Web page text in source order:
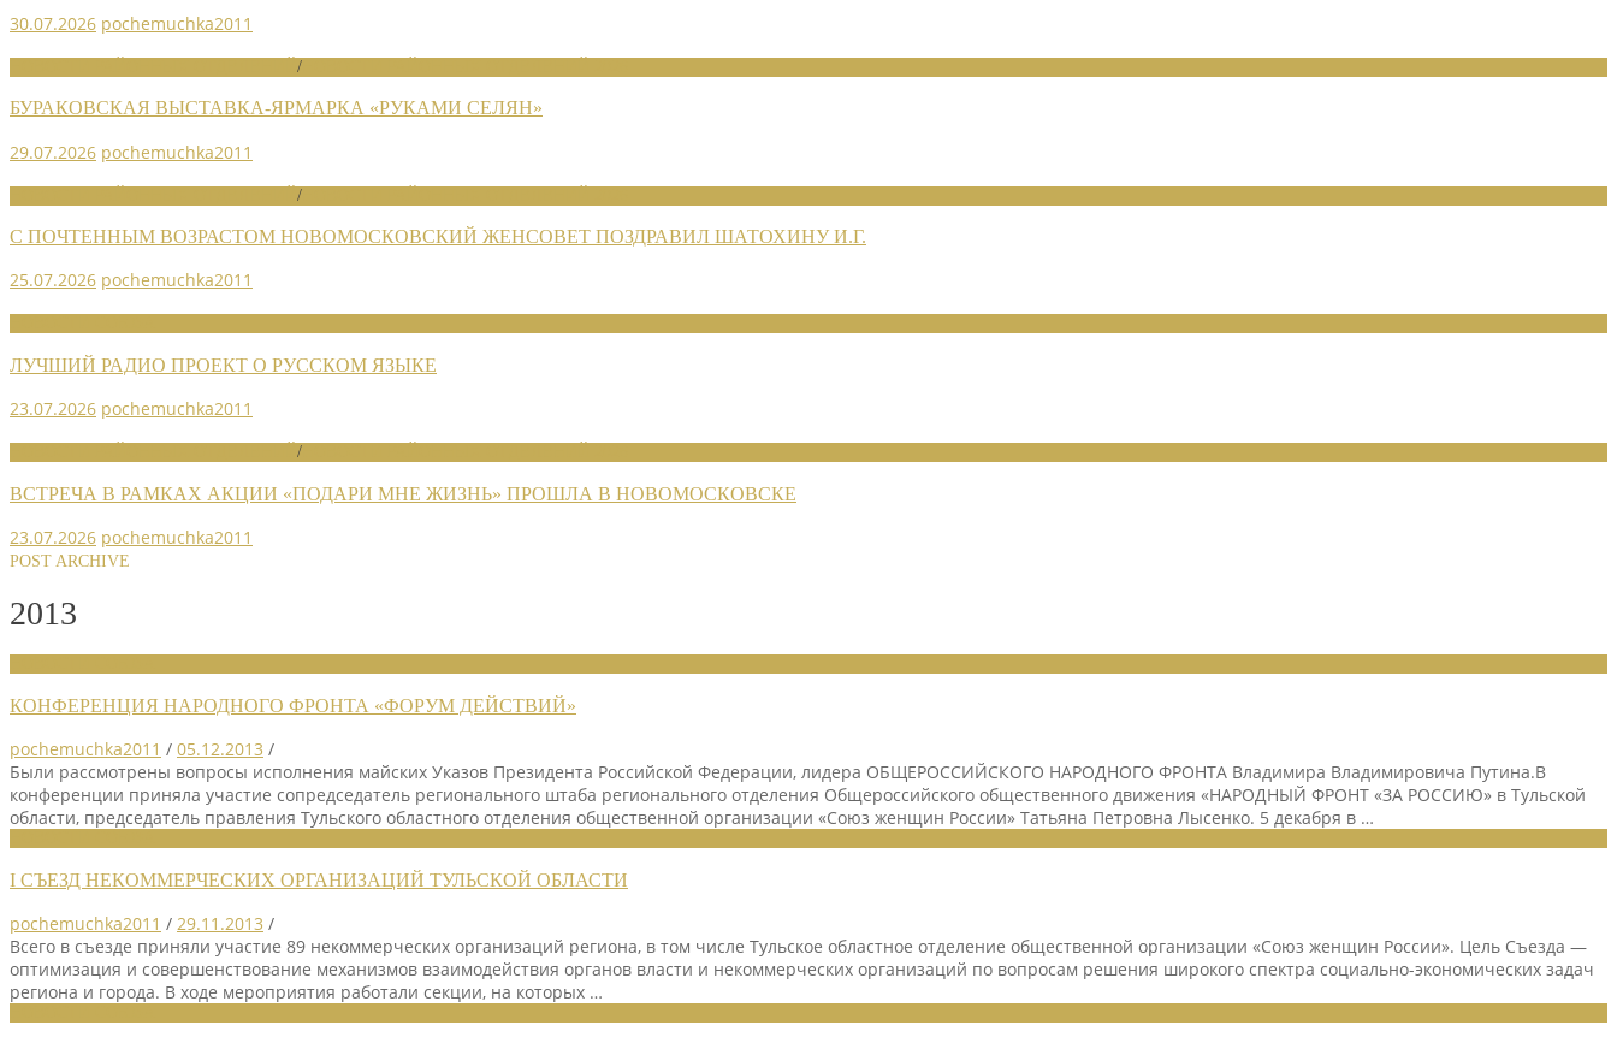
30.07.2026 pochemuchka2011
/
БУРАКОВСКАЯ ВЫСТАВКА-ЯРМАРКА «РУКАМИ СЕЛЯН»
29.07.2026 pochemuchka2011
/
С ПОЧТЕННЫМ ВОЗРАСТОМ НОВОМОСКОВСКИЙ ЖЕНСОВЕТ ПОЗДРАВИЛ ШАТОХИНУ И.Г.
25.07.2026 pochemuchka2011
ЛУЧШИЙ РАДИО ПРОЕКТ О РУССКОМ ЯЗЫКЕ
23.07.2026 pochemuchka2011
/
ВСТРЕЧА В РАМКАХ АКЦИИ «ПОДАРИ МНЕ ЖИЗНЬ» ПРОШЛА В НОВОМОСКОВСКЕ
23.07.2026 pochemuchka2011
POST ARCHIVE
2013
КОНФЕРЕНЦИЯ НАРОДНОГО ФРОНТА «ФОРУМ ДЕЙСТВИЙ»
pochemuchka2011 / 05.12.2013 /
Были рассмотрены вопросы исполнения майских Указов Президента Российской Федерации, лидера ОБЩЕРОССИЙСКОГО НАРОДНОГО ФРОНТА Владимира Владимировича Путина.В
конференции приняла участие сопредседатель регионального штаба регионального отделения Общероссийского общественного движения «НАРОДНЫЙ ФРОНТ «ЗА РОССИЮ» в Тульской
области, председатель правления Тульского областного отделения общественной организации «Союз женщин России» Татьяна Петровна Лысенко. 5 декабря в …
I СЪЕЗД НЕКОММЕРЧЕСКИХ ОРГАНИЗАЦИЙ ТУЛЬСКОЙ ОБЛАСТИ
pochemuchka2011 / 29.11.2013 /
Всего в съезде приняли участие 89 некоммерческих организаций региона, в том числе Тульское областное отделение общественной организации «Союз женщин России». Цель Съезда —
оптимизация и совершенствование механизмов взаимодействия органов власти и некоммерческих организаций по вопросам решения широкого спектра социально-экономических задач
региона и города. В ходе мероприятия работали секции, на которых …